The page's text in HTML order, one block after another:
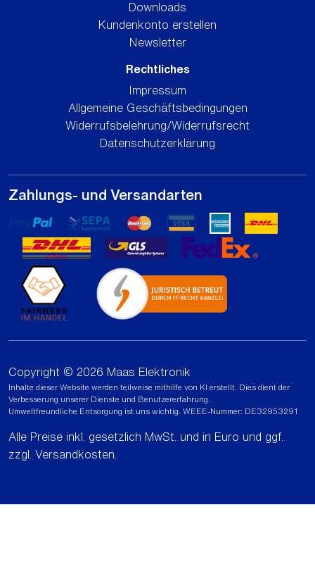
Downloads
Kundenkonto erstellen
Newsletter
Rechtliches
Impressum
Allgemeine Geschäftsbedingungen
Widerrufsbelehrung/Widerrufsrecht
Datenschutzerklärung
Zahlungs- und Versandarten
Copyright © 2026 Maas Elektronik
Inhalte dieser Website werden teilweise mithilfe von KI erstellt. Dies dient der
Verbesserung unserer Dienste und Benutzererfahrung.
Umweltfreundliche Entsorgung ist uns wichtig. WEEE-Nummer: DE32953291
Alle Preise inkl. gesetzlich MwSt. und in Euro und ggf.
zzgl. Versandkosten